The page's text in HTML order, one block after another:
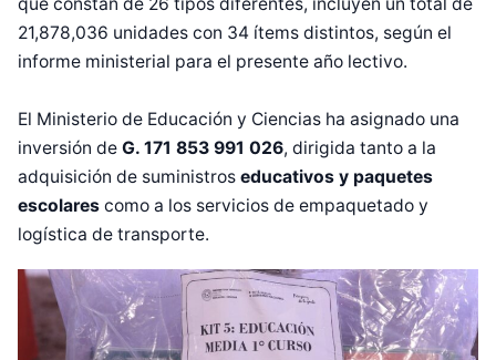
21,878,036 unidades con 34 ítems distintos, según el
informe ministerial para el presente año lectivo.
El Ministerio de Educación y Ciencias ha asignado una
inversión de G. 171 853 991 026, dirigida tanto a la
adquisición de suministros educativos y paquetes
escolares como a los servicios de empaquetado y
logística de transporte.